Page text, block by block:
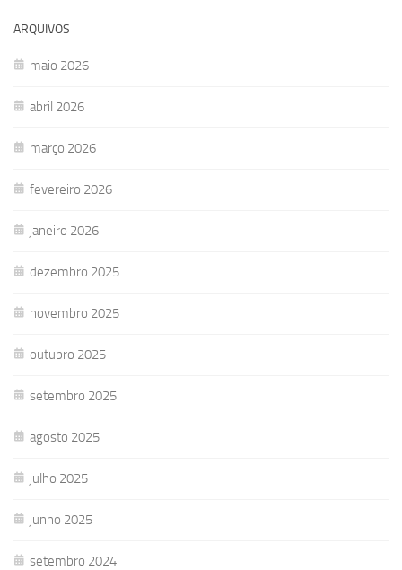
ARQUIVOS
maio 2026
abril 2026
março 2026
fevereiro 2026
janeiro 2026
dezembro 2025
novembro 2025
outubro 2025
setembro 2025
agosto 2025
julho 2025
junho 2025
setembro 2024